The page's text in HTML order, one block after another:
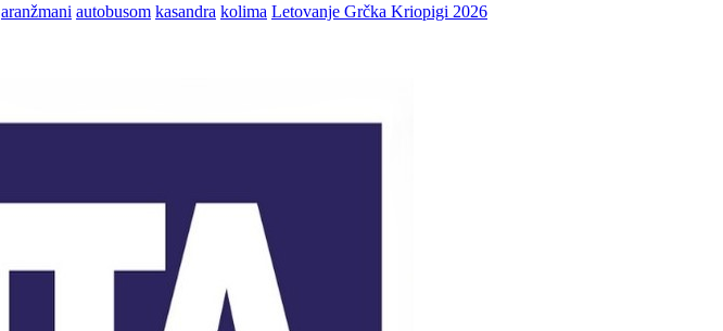
aranžmani autobusom kasandra kolima Letovanje Grčka Kriopigi 2026